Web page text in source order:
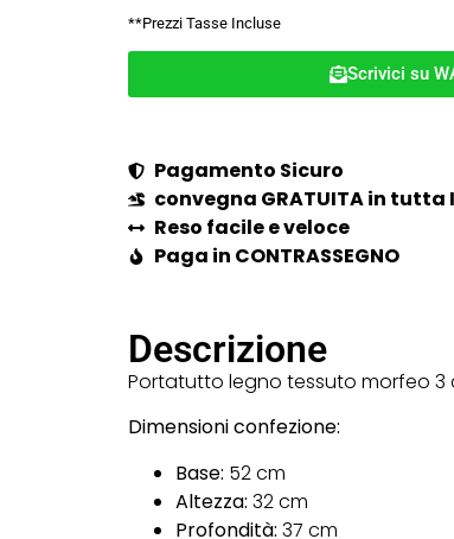
**Prezzi Tasse Incluse
Scrivici su
Pagamento Sicuro
convegna GRATUITA in
Reso facile e veloce
Paga in CONTRASSEGNO
Descrizione
Portatutto legno tessuto morfeo 3
Dimensioni confezione:
Base: 52 cm
Altezza: 32 cm
Profondità: 37 cm